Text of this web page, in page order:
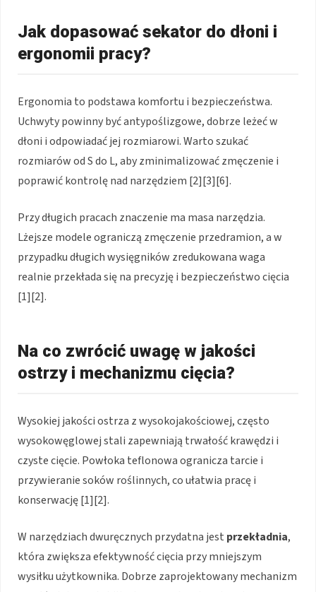
Jak dopasować sekator do dłoni i
ergonomii pracy?
Ergonomia to podstawa komfortu i bezpieczeństwa.
Uchwyty powinny być antypoślizgowe, dobrze leżeć w
dłoni i odpowiadać jej rozmiarowi. Warto szukać
rozmiarów od S do L, aby zminimalizować zmęczenie i
poprawić kontrolę nad narzędziem [2][3][6].
Przy długich pracach znaczenie ma masa narzędzia.
Lżejsze modele ograniczą zmęczenie przedramion, a w
przypadku długich wysięgników zredukowana waga
realnie przekłada się na precyzję i bezpieczeństwo cięcia
[1][2].
Na co zwrócić uwagę w jakości
ostrzy i mechanizmu cięcia?
Wysokiej jakości ostrza z wysokojakościowej, często
wysokowęglowej stali zapewniają trwałość krawędzi i
czyste cięcie. Powłoka teflonowa ogranicza tarcie i
przywieranie soków roślinnych, co ułatwia pracę i
konserwację [1][2].
W narzędziach dwuręcznych przydatna jest przekładnia,
która zwiększa efektywność cięcia przy mniejszym
wysiłku użytkownika. Dobrze zaprojektowany mechanizm